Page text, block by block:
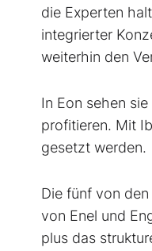
die Experten
integrierter
weiterhin den
In Eon sehen
profitieren. Mit
gesetzt werden.
Die fünf von
von Enel und
plus das